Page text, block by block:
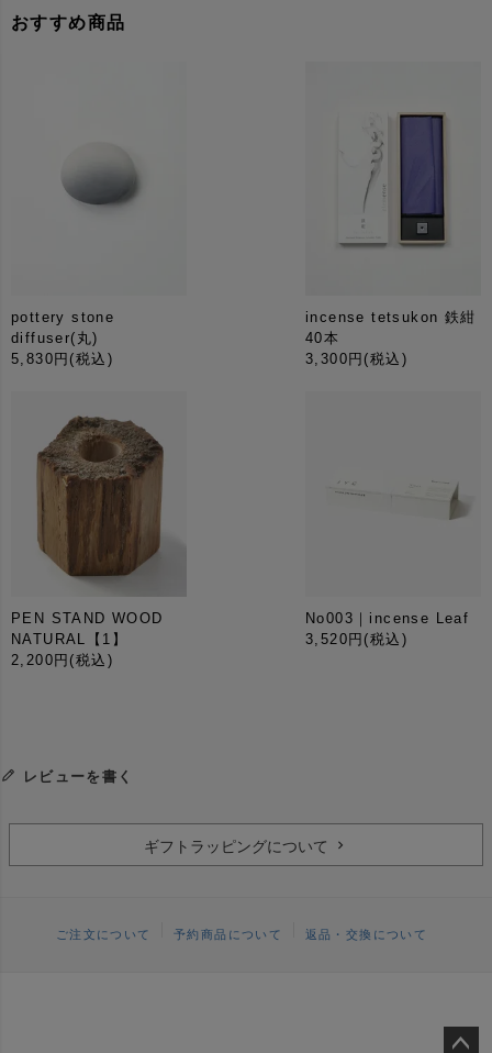
たちの手仕事の証です。
［ 箱のサイズ ］40×90×40(mm)
おすすめ商品
pottery stone
diffuser(丸)
5,830円 (税込)
incense tetsukon 鉄紺
40本
3,300円 (税込)
PEN STAND WOOD
NATURAL【1】
2,200円 (税込)
No003｜incense Leaf
3,520円 (税込)
レビューを書く
ギフトラッピングについて
ご注文について 予約商品について 返品・交換について